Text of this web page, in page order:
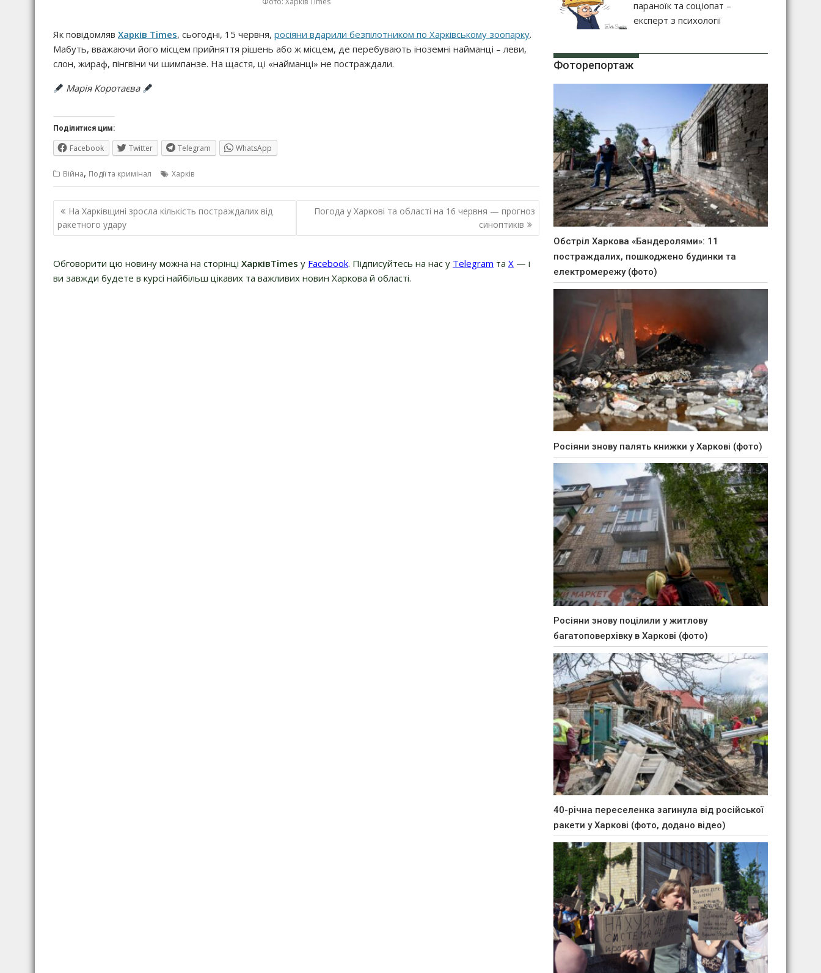
Як повідомляв Харків Times, сьогодні, 15 червня, росіяни вдарили безпілотником по Харківському зоопарку.
Мабуть, вважаючи його місцем прийняття рішень або ж місцем, де перебувають іноземні найманці – леви,
слон, жираф, пінгвіни чи шимпанзе. На щастя, ці «найманці» не постраждали.
Марія Коротаєва
Поділитися цим:
Facebook Twitter Telegram WhatsApp
Війна, Події та кримінал Харків
Навігація
записів
На Харківщині зросла кількість постраждалих від
ракетного удару
Погода у Харкові та області на 16 червня — прогноз
синоптиків
Обговорити цю новину можна на сторінці ХарківTimes у Facebook. Підписуйтесь на нас у Telegram та Х — і
ви завжди будете в курсі найбільш цікавих та важливих новин Харкова й області.
параноїк та соціопат –
експерт з психології
Фоторепортаж
Обстріл Харкова «Бандеролями»: 11
постраждалих, пошкоджено будинки та
електромережу (фото)
Росіяни знову палять книжки у Харкові (фото)
Росіяни знову поцілили у житлову
багатоповерхівку в Харкові (фото)
40-річна переселенка загинула від російської
ракети у Харкові (фото, додано відео)